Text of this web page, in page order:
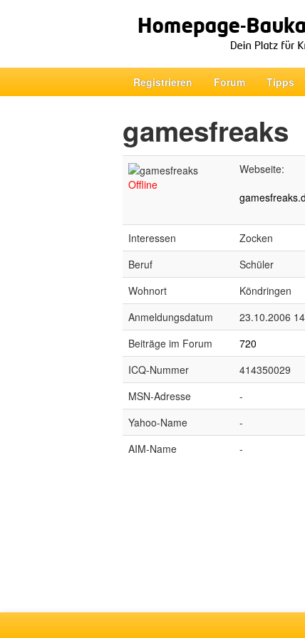
Registrieren Forum Tipps
gamesfreaks
Offline
Webseite:
Interessen
Zocken
Beruf
Schüler
Wohnort
Köndringen
Anmeldungsdatum
23.10.2006
Beiträge im Forum
720
ICQ-Nummer
414350029
MSN-Adresse
-
Yahoo-Name
-
AIM-Name
-